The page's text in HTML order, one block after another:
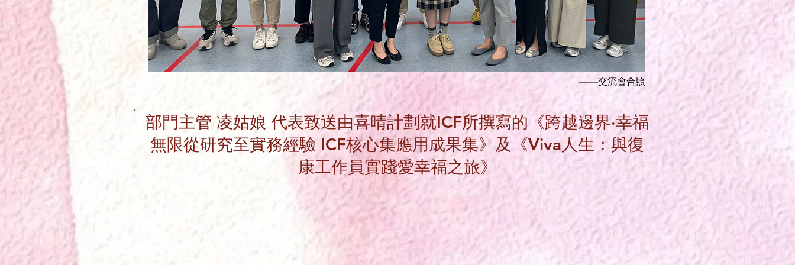
——交流會合照
部門主管 凌姑娘 代表致送由喜晴計劃就ICF所撰寫的《跨越邊界‧幸福
無限從研究至實務經驗 ICF核心集應用成果集》及《Viva人生：與復
康工作員實踐愛幸福之旅》